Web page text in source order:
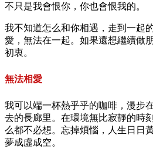
不只是我會恨你，你也會恨我的。
我不知道怎么和你相遇，走到一起
愛，無法在一起。如果還想繼續做
初衷。
無法相愛
我可以端一杯熱乎乎的咖啡，漫步
去的長廊里。在環境無比寂靜的時
么都不必想。忘掉煩惱，人生日日
夢成虛成空。